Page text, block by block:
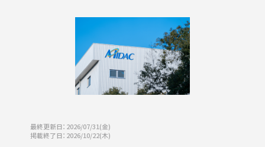
最終更新日：2026/07/31(金)
掲載終了日：2026/10/22(木)